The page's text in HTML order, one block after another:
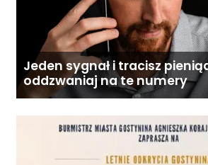
Jeden sygnał i tracisz
oddzwaniaj na te numery